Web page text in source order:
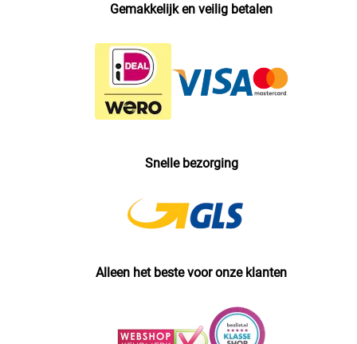
Gemakkelijk en veilig betalen
Snelle bezorging
Alleen het beste voor onze klanten